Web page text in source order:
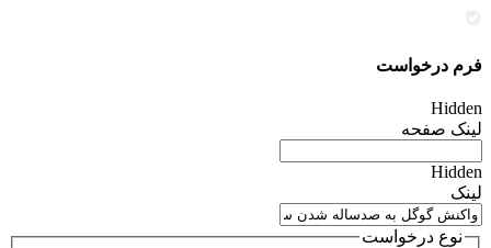
فرم درخواست
Hidden
لینک صفحه
Hidden
لینک
نوع درخواست